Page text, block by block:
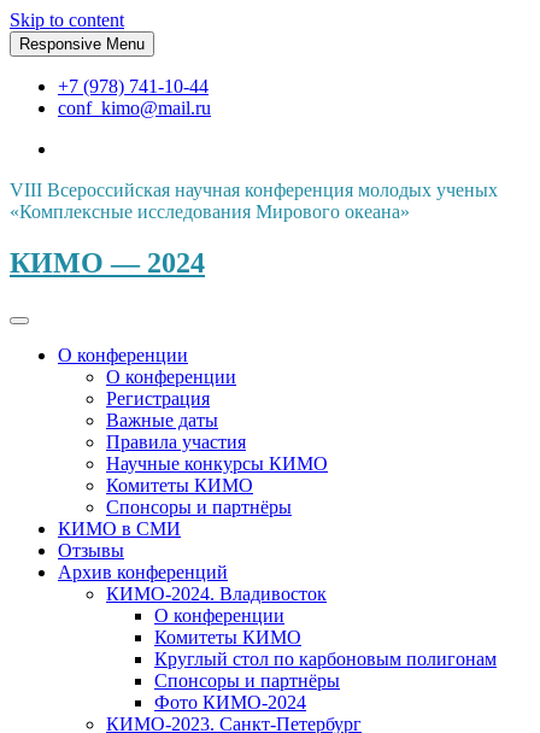
Skip to content
Responsive Menu
+7 (978) 741-10-44
conf_kimo@mail.ru
VIII Всероссийская научная конференция молодых ученых
«Комплексные исследования Мирового океана»
КИМО — 2024
О конференции
О конференции
Регистрация
Важные даты
Правила участия
Научные конкурсы КИМО
Комитеты КИМО
Спонсоры и партнёры
КИМО в СМИ
Отзывы
Архив конференций
КИМО-2024. Владивосток
О конференции
Комитеты КИМО
Круглый стол по карбоновым полигонам
Спонсоры и партнёры
Фото КИМО-2024
КИМО-2023. Санкт-Петербург